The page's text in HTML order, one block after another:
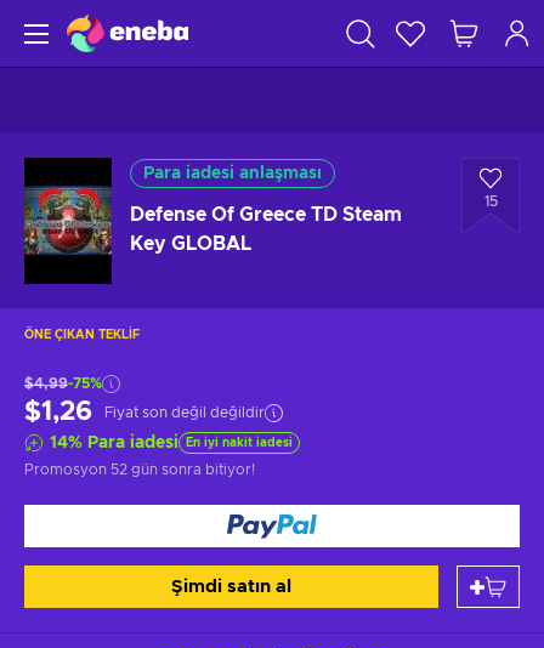
Para iadesi anlaşması
Defense Of Greece TD Steam
Key GLOBAL
15
ÖNE ÇIKAN TEKLIF
$4,99-75%
$1,26 Fiyat son değil değildir
14% Para iadesi En iyi nakit iadesi
Promosyon 52 gün sonra bitiyor!
Şimdi satın al